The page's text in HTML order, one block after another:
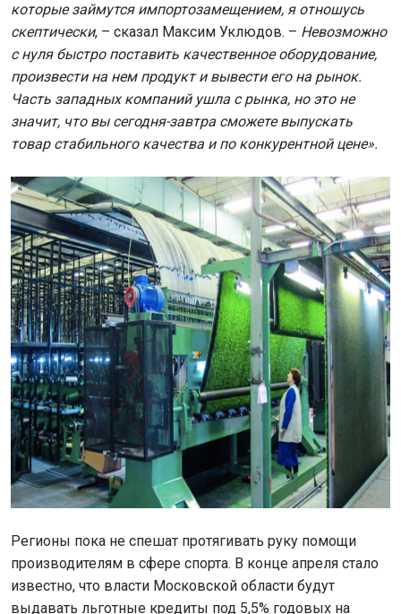
которые займутся импортозамещением, я отношусь
скептически, – сказал Максим Уклюдов. – Невозможно
с нуля быстро поставить качественное оборудование,
произвести на нем продукт и вывести его на рынок.
Часть западных компаний ушла с рынка, но это не
значит, что вы сегодня-завтра сможете выпускать
товар стабильного качества и по конкурентной цене».
Регионы пока не спешат протягивать руку помощи
производителям в сфере спорта. В конце апреля стало
известно, что власти Московской области будут
выдавать льготные кредиты под 5,5% годовых на